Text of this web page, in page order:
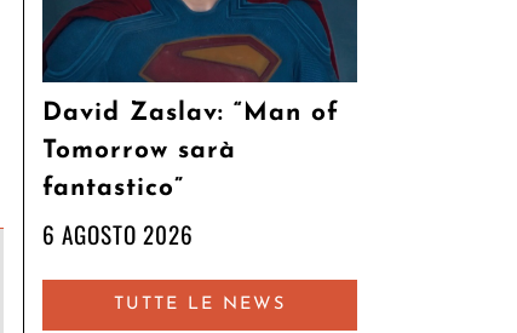
David Zaslav: “Man of
Tomorrow sarà
fantastico”
6 AGOSTO 2026
TUTTE LE NEWS